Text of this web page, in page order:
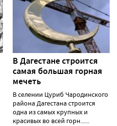
В Дагестане строится
самая большая горная
мечеть
В селении Цуриб Чародинского
района Дагестана строится
одна из самых крупных и
красивых во всей горн......